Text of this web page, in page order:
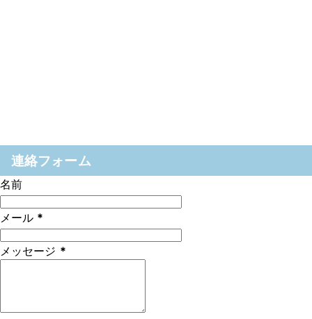
連絡フォーム
名前
メール *
メッセージ *